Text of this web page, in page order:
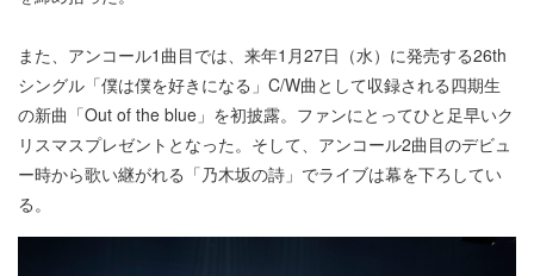
また、アンコール1曲目では、来年1月27日（水）に発売する26th
シングル「僕は僕を好きになる」C/W曲として収録される四期生
の新曲「Out of the blue」を初披露。ファンにとってひと足早いク
リスマスプレゼントとなった。そして、アンコール2曲目のデビュ
ー時から歌い継がれる「乃木坂の詩」でライブは幕を下ろしてい
る。